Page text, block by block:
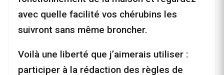
avec quelle facilité vos chérubins les
suivront sans même broncher.
Voilà une liberté que j’aimerais utiliser :
participer à la rédaction des règles de